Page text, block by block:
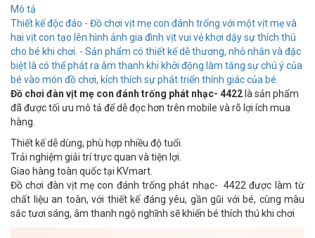
Mô tả
Thiết kế độc đáo - Đồ chơi vịt mẹ con đánh trống với một vịt mẹ và
hai vịt con tạo lên hình ảnh gia đình vịt vui vẻ khơi dậy sự thích thú
cho bé khi chơi. - Sản phẩm có thiết kế dễ thương, nhỏ nhắn và đặc
biệt là có thể phát ra âm thanh khi khởi động làm tăng sự chú ý của
bé vào món đồ chơi, kích thích sự phát triển thính giác của bé.
Đồ chơi đàn vịt mẹ con đánh trống phát nhạc- 4422 là sản phẩm
đã được tối ưu mô tả để dễ đọc hơn trên mobile và rõ lợi ích mua
hàng.
Thiết kế dễ dùng, phù hợp nhiều độ tuổi.
Trải nghiệm giải trí trực quan và tiện lợi.
Giao hàng toàn quốc tại KVmart.
Đồ chơi đàn vịt mẹ con đánh trống phát nhạc- 4422 được làm từ
chất liệu an toàn, với thiết kế đáng yêu, gần gũi với bé, cùng màu
sắc tươi sáng, âm thanh ngộ nghĩnh sẽ khiến bé thích thú khi chơi